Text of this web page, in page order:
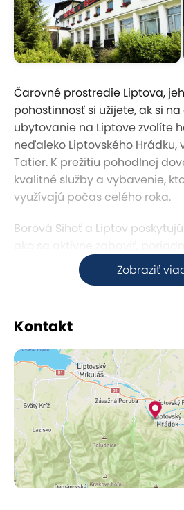
Zobraziť
Čarovné prostredie Liptova,
pohostinnosť si užijete, ak si
ubytovanie na Liptove zvolíte
neďaleko Liptovského Hrádku,
Tatier. K prežitiu pohodlnej
kvalitné služby a vybavenie,
využívajú počas celého roka.
Borová Sihoť a Liptov
alebo sa niečo nové dozvedieť.
návštevníkov.
Usporadúvanie rodinných
stužkových a plesov v
kapacitou 60 miest.
Organizovanie školení,
Reštaurácia Pajtaje srdcom
miesto, kde sa spája vôňa
prírody a poctivá domáca
svetlý, útulný a prirodzený, s
Kontakt